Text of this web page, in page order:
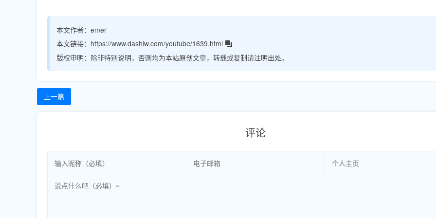
本文作者： emer
本文链接： https://www.dashiw.com/youtube/1639.html
版权申明： 除非特别说明，否则均为本站原创文章，转载或复制请注明出处。
上一篇
评论